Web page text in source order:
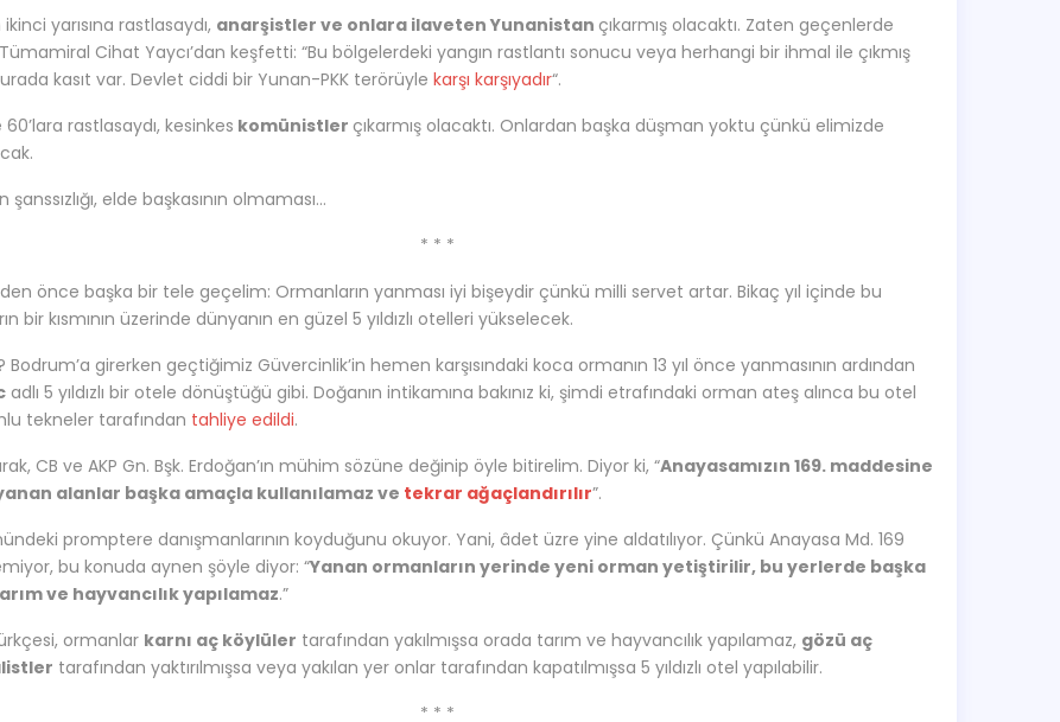
ikinci yarısına rastlasaydı, anarşistler ve onlara ilaveten Yunanistan çıkarmış olacaktı. Zaten geçenlerde
Cihat Yaycı’dan keşfetti: “Bu bölgelerdeki yangın rastlantı sonucu veya herhangi bir ihmal ile çıkmış
kasıt var. Devlet ciddi bir Yunan-PKK terörüyle karşı karşıyadır“.
60’lara rastlasaydı, kesinkes komünistler çıkarmış olacaktı. Onlardan başka düşman yoktu çünkü elimizde
şanssızlığı, elde başkasının olmaması…
* * *
önce başka bir tele geçelim: Ormanların yanması iyi bişeydir çünkü milli servet artar. Bikaç yıl içinde bu
bir kısmının üzerinde dünyanın en güzel 5 yıldızlı otelleri yükselecek.
Bodrum’a girerken geçtiğimiz Güvercinlik’in hemen karşısındaki koca ormanın 13 yıl önce yanmasının ardından
adlı 5 yıldızlı bir otele dönüştüğü gibi. Doğanın intikamına bakınız ki, şimdi etrafındaki orman ateş alınca bu otel
tekneler tarafından tahliye edildi.
CB ve AKP Gn. Bşk. Erdoğan’ın mühim sözüne değinip öyle bitirelim. Diyor ki, “Anayasamızın 169. maddesine
alanlar başka amaçla kullanılamaz ve tekrar ağaçlandırılır”.
promptere danışmanlarının koyduğunu okuyor. Yani, âdet üzre yine aldatılıyor. Çünkü Anayasa Md. 169
bu konuda aynen şöyle diyor: “Yanan ormanların yerinde yeni orman yetiştirilir, bu yerlerde başka
ve hayvancılık yapılamaz.”
ormanlar karnı aç köylüler tarafından yakılmışsa orada tarım ve hayvancılık yapılamaz, gözü aç
tarafından yaktırılmışsa veya yakılan yer onlar tarafından kapatılmışsa 5 yıldızlı otel yapılabilir.
* * *